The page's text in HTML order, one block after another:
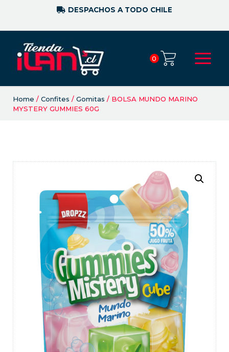
DESPACHOS A TODO CHILE
0
Home / Confites / Gomitas / BOLSA MUNDO MARINO
MYSTERY GUMMIES 60G